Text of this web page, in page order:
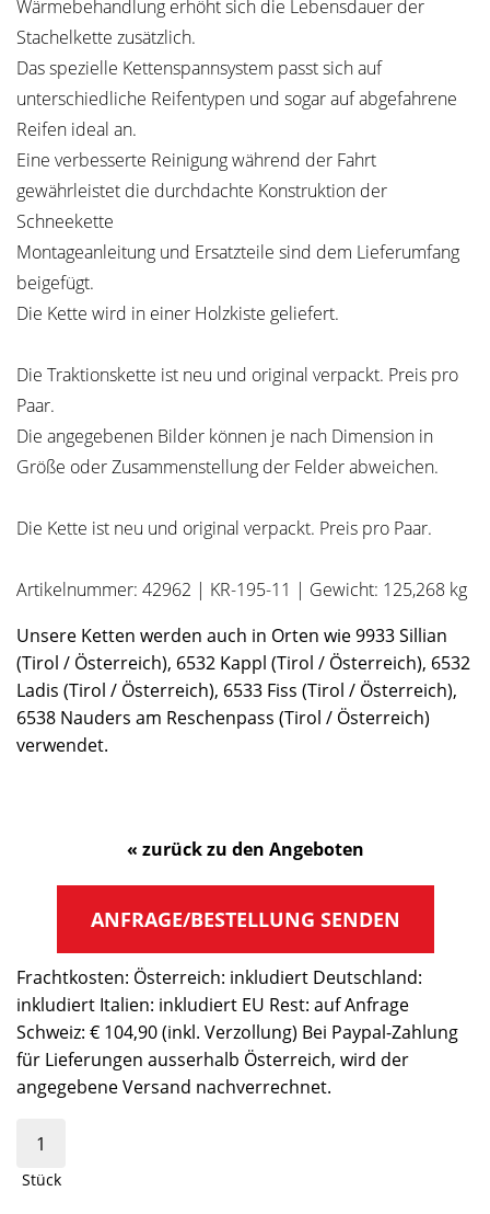
Wärmebehandlung erhöht sich die Lebensdauer der
Stachelkette zusätzlich.
Das spezielle Kettenspannsystem passt sich auf
unterschiedliche Reifentypen und sogar auf abgefahrene
Reifen ideal an.
Eine verbesserte Reinigung während der Fahrt
gewährleistet die durchdachte Konstruktion der
Schneekette
Montageanleitung und Ersatzteile sind dem Lieferumfang
beigefügt.
Die Kette wird in einer Holzkiste geliefert.
Die Traktionskette ist neu und original verpackt. Preis pro
Paar.
Die angegebenen Bilder können je nach Dimension in
Größe oder Zusammenstellung der Felder abweichen.
Die Kette ist neu und original verpackt. Preis pro Paar.
Artikelnummer: 42962 | KR-195-11 | Gewicht: 125,268 kg
Unsere Ketten werden auch in Orten wie 9933 Sillian
(Tirol / Österreich), 6532 Kappl (Tirol / Österreich), 6532
Ladis (Tirol / Österreich), 6533 Fiss (Tirol / Österreich),
6538 Nauders am Reschenpass (Tirol / Österreich)
verwendet.
« zurück zu den Angeboten
ANFRAGE/BESTELLUNG SENDEN
Frachtkosten: Österreich: inkludiert Deutschland:
inkludiert Italien: inkludiert EU Rest: auf Anfrage
Schweiz: € 104,90 (inkl. Verzollung) Bei Paypal-Zahlung
für Lieferungen ausserhalb Österreich, wird der
angegebene Versand nachverrechnet.
Stück